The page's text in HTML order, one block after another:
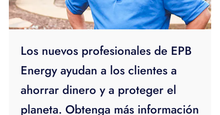
Los nuevos profesionales de EPB
Energy ayudan a los clientes a
ahorrar dinero y a proteger el
planeta. Obtenga más información